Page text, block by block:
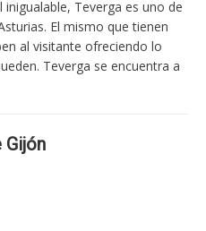
Teverga es uno de
El mismo que tienen
al visitante ofreciendo lo
Teverga se encuentra a
Gijón